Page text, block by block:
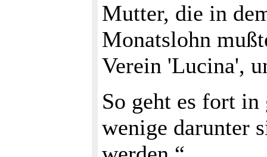
Mutter, die in
Monatslohn
Verein 'Lucina',
So geht es fort
wenige darunter